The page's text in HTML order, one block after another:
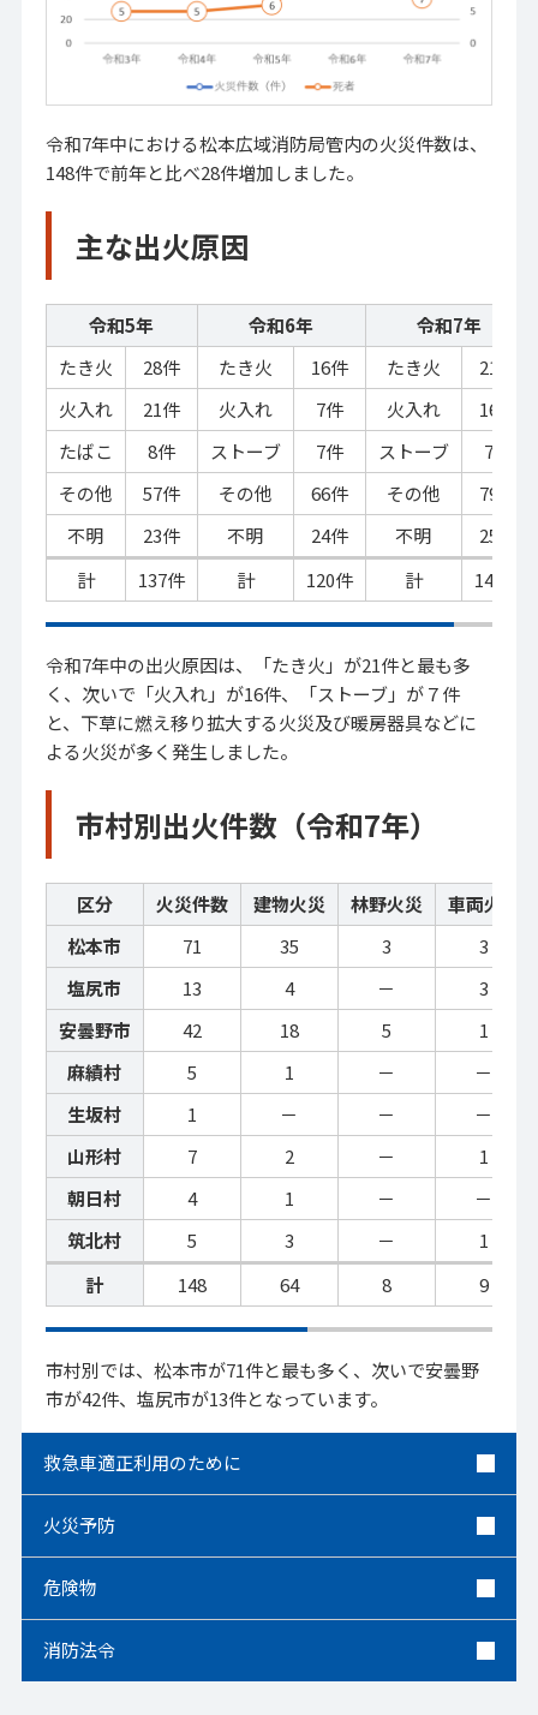
令和7年中における松本広域消防局管内の火災件数は、
148件で前年と比べ28件増加しました。
主な出火原因
令和5年 令和6年
令和7年
たき火
28件 たき火 16件 たき火
21件
火入れ
21件 火入れ 7件 火入れ
16件
たばこ
8件 ストーブ 7件 ストーブ
7件
その他
57件 その他 66件 その他
79件
不明
23件 不明 24件 不明
25件
計
137件 計 120件 計 148件
令和7年中の出火原因は、「たき火」が21件と最も多
く、次いで「火入れ」が16件、「ストーブ」が７件
と、下草に燃え移り拡大する火災及び暖房器具などに
よる火災が多く発生しました。
市村別出火件数（令和7年）
区分 火災件数 建物火災 林野火災
車両火災
松本市
71 35 3
3
塩尻市
13 4 －
3
安曇野市
42 18 5
1
麻績村
5 1 －
－
生坂村
1 － －
－
山形村
7 2 －
1
朝日村
4 1 －
－
筑北村
5 3 －
1
計
148 64 8 9
市村別では、松本市が71件と最も多く、次いで安曇野
市が42件、塩尻市が13件となっています。
救急車適正利用のために
火災予防
危険物
消防法令